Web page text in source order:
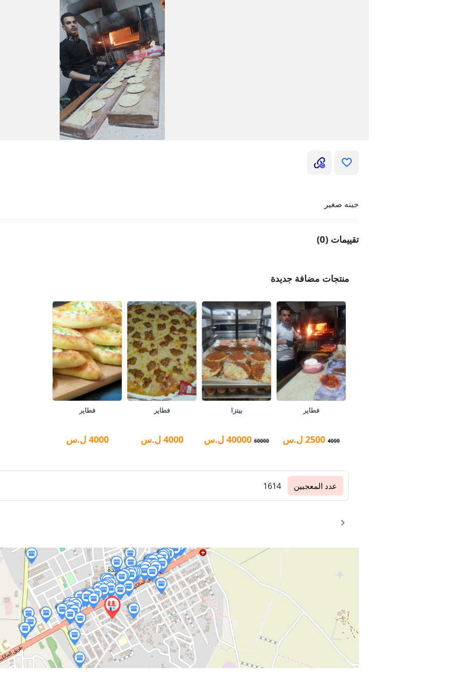
جبنه صغير
تقييمات (0)
منتجات مضافة جديدة
فطاير
4000
2500 ل.س
بيتزا
60000
40000 ل.س
فطاير
4000 ل.س
فطاير
4000 ل.س
1614 عدد المعجبين